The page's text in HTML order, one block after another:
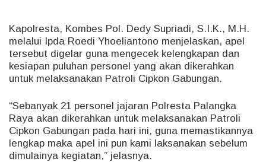
Kapolresta, Kombes Pol. Dedy Supriadi, S.I.K., M.H.
melalui Ipda Roedi Yhoeliantono menjelaskan, apel
tersebut digelar guna mengecek kelengkapan dan
kesiapan puluhan personel yang akan dikerahkan
untuk melaksanakan Patroli Cipkon Gabungan.
“Sebanyak 21 personel jajaran Polresta Palangka
Raya akan dikerahkan untuk melaksanakan Patroli
Cipkon Gabungan pada hari ini, guna memastikannya
lengkap maka apel ini pun kami laksanakan sebelum
dimulainya kegiatan,” jelasnya.